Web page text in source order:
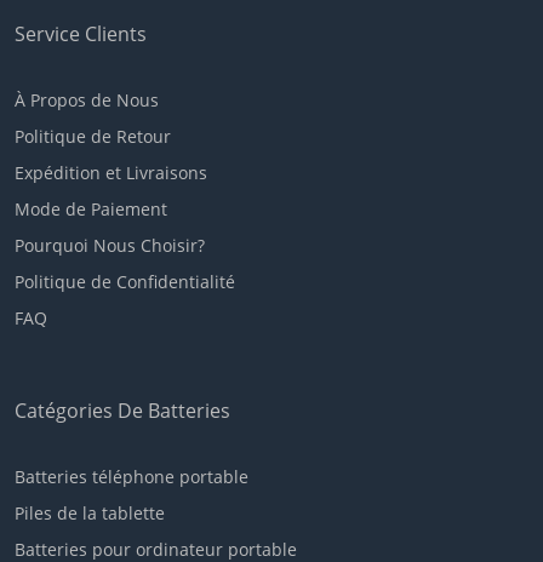
Service Clients
À Propos de Nous
Politique de Retour
Expédition et Livraisons
Mode de Paiement
Pourquoi Nous Choisir?
Politique de Confidentialité
FAQ
Catégories De Batteries
Batteries téléphone portable
Piles de la tablette
Batteries pour ordinateur portable